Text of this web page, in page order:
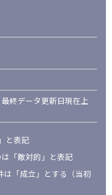
終データ更新日現在上
と表記
敵対的」と表記
は「成立」とする（当初